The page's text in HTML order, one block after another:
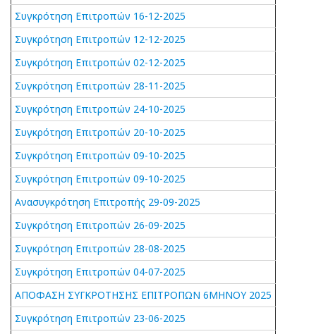
Συγκρότηση Επιτροπών 16-12-2025
Συγκρότηση Επιτροπών 12-12-2025
Συγκρότηση Επιτροπών 02-12-2025
Συγκρότηση Επιτροπών 28-11-2025
Συγκρότηση Επιτροπών 24-10-2025
Συγκρότηση Επιτροπών 20-10-2025
Συγκρότηση Επιτροπών 09-10-2025
Συγκρότηση Επιτροπών 09-10-2025
Ανασυγκρότηση Επιτροπής 29-09-2025
Συγκρότηση Επιτροπών 26-09-2025
Συγκρότηση Επιτροπών 28-08-2025
Συγκρότηση Επιτροπών 04-07-2025
ΑΠΟΦΑΣΗ ΣΥΓΚΡΟΤΗΣΗΣ ΕΠΙΤΡΟΠΩΝ 6ΜΗΝΟΥ 2025
Συγκρότηση Επιτροπών 23-06-2025